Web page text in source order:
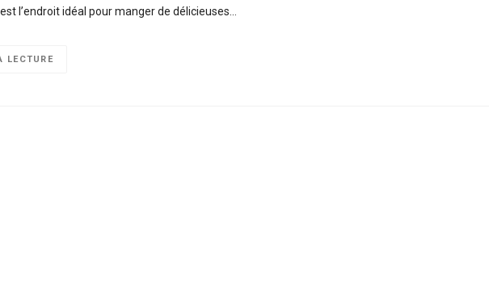
l’endroit idéal pour manger de délicieuses…
LECTURE